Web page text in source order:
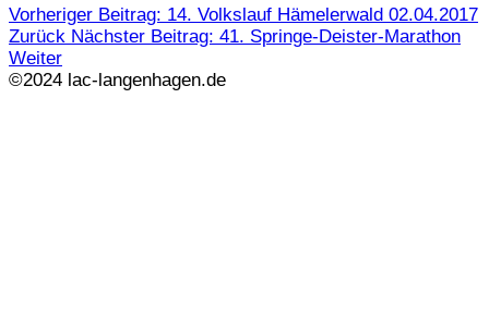
Vorheriger Beitrag: 14. Volkslauf Hämelerwald 02.04.2017
Zurück Nächster Beitrag: 41. Springe-Deister-Marathon
Weiter
©2024 lac-langenhagen.de